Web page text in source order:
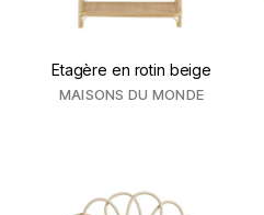
Etagère en rotin beige
MAISONS DU MONDE